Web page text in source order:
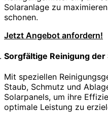
Solaranlage zu
schonen.
Jetzt Angebot anfordern!
Sorgfältige Reinigung der
Mit speziellen
Staub, Schmutz und
Solarpanels, um ihre
optimale Leistung zu